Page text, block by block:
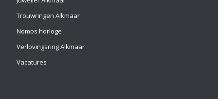
Trouwringen Alkmaar
Nomos horloge
Verlovingsring Alkmaar
Vacatures